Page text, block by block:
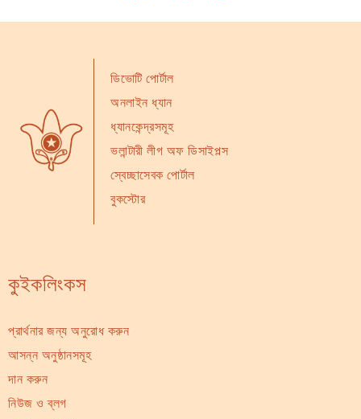
ডিভোটি পোর্টাল
অনলাইন ধ্যান
ধ্যানকেন্দ্রসমূহ
ভলান্টারী লীগ অফ ডিসাইপল্স
স্বেচ্ছাসেবক পোর্টাল
বুকস্টোর
কুইকলিংকস
প্রার্থনার জন্য অনুরোধ করুন
আসন্ন অনুষ্ঠানসমূহ
দান করুন
নিউজ ও ব্লগ